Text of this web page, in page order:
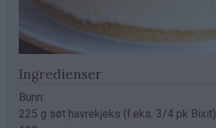
Ingredienser
Bunn:
225 g søt havrekjeks (f.eks. 3/4 pk Bixit)